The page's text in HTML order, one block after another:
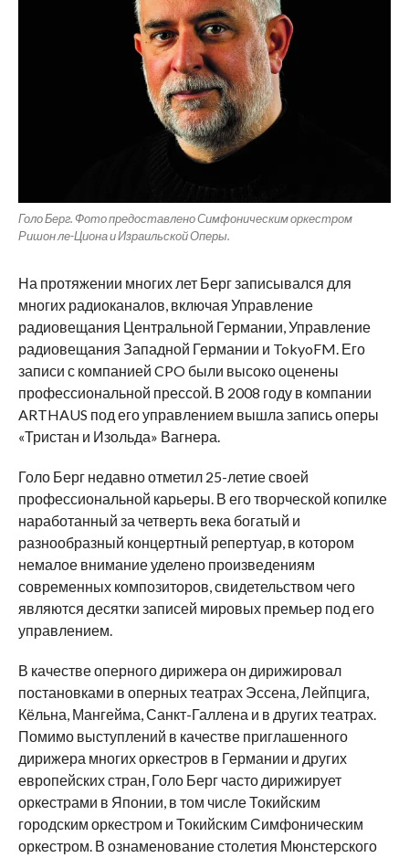
Голо Берг. Фото предоставлено Симфоническим оркестром
Ришон ле-Циона и Израильской Оперы.
На протяжении многих лет Берг записывался для
многих радиоканалов, включая Управление
радиовещания Центральной Германии, Управление
радиовещания Западной Германии и TokyoFM. Его
записи с компанией CPO были высоко оценены
профессиональной прессой. В 2008 году в компании
ARTHAUS под его управлением вышла запись оперы
«Тристан и Изольда» Вагнера.
Голо Берг недавно отметил 25-летие своей
профессиональной карьеры. В его творческой копилке
наработанный за четверть века богатый и
разнообразный концертный репертуар, в котором
немалое внимание уделено произведениям
современных композиторов, свидетельством чего
являются десятки записей мировых премьер под его
управлением.
В качестве оперного дирижера он дирижировал
постановками в оперных театрах Эссена, Лейпцига,
Кёльна, Мангейма, Санкт-Галлена и в других театрах.
Помимо выступлений в качестве приглашенного
дирижера многих оркестров в Германии и других
европейских стран, Голо Берг часто дирижирует
оркестрами в Японии, в том числе Токийским
городским оркестром и Токийским Симфоническим
оркестром. В ознаменование столетия Мюнстерского